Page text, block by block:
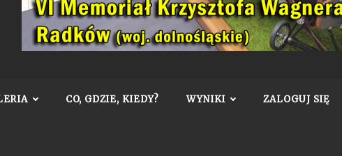
CO, GDZIE, KIEDY? WYNIKI ZALOGUJ SIĘ